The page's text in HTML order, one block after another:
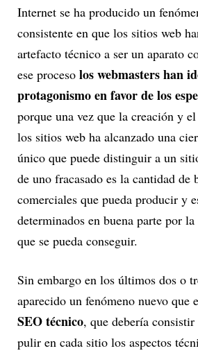
Internet se ha producido un
consistente en que los sitios web
artefacto técnico a ser un aparato
ese proceso los webmasters han
protagonismo en favor de los
porque una vez que la creación y
los sitios web ha alcanzado una
único que puede distinguir a un
de uno fracasado es la cantidad de
comerciales que pueda producir y
determinados en buena parte por
que se pueda conseguir.
Sin embargo en los últimos dos o
aparecido un fenómeno nuevo que
SEO técnico, que debería
pulir en cada sitio los aspectos